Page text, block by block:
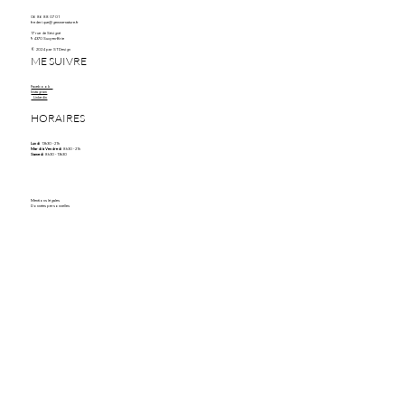
06 86 88 07 01
frederique@gemme-nature.fr
17 rue de Sévigné
94370 Sucy-en-Brie
© 2024 par STDesign
ME SUIVRE
Facebook
Instagram
Linkedin
HORAIRES
Lundi 13h30 - 21h
Mardi à Vendredi 8h30 - 21h
Samedi 8h30 - 13h30
Mentions légales
Données personnelles